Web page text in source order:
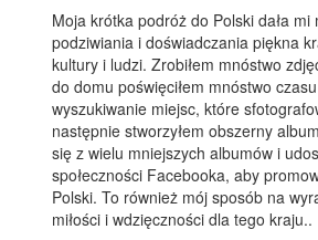
Moja krótka podróż do Polski dała mi
podziwiania i doświadczania piękna
kultury i ludzi. Zrobiłem mnóstwo
do domu poświęciłem mnóstwo
wyszukiwanie miejsc, które
następnie stworzyłem obszerny
się z wielu mniejszych albumów i
społeczności Facebooka, aby
Polski. To również mój sposób na
miłości i wdzięczności dla tego kraju..